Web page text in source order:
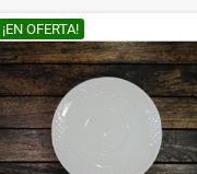
¡EN OFERTA!